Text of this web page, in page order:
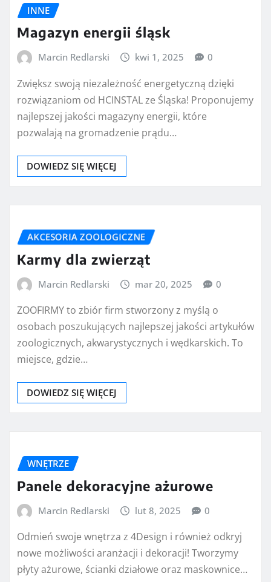
INNE
Magazyn energii śląsk
Marcin Redlarski kwi 1, 2025 0
Zwiększ swoją niezależność energetyczną dzięki
rozwiązaniom od HCINSTAL ze Śląska! Proponujemy
najlepszej jakości magazyny energii, które
pozwalają na gromadzenie prądu…
DOWIEDZ SIĘ WIĘCEJ
AKCESORIA ZOOLOGICZNE
Karmy dla zwierząt
Marcin Redlarski mar 20, 2025 0
ZOOFIRMY to zbiór firm stworzony z myślą o
osobach poszukujących najlepszej jakości artykułów
zoologicznych, akwarystycznych i wędkarskich. To
miejsce, gdzie…
DOWIEDZ SIĘ WIĘCEJ
WNĘTRZE
Panele dekoracyjne ażurowe
Marcin Redlarski lut 8, 2025 0
Odmień swoje wnętrza z 4Design i również odkryj
nowe możliwości aranżacji i dekoracji! Tworzymy
płyty ażurowe, ścianki działowe oraz maskownice…